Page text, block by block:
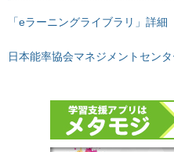
「eラーニングライブラリ」詳細
日本能率協会マネジメントセンタ